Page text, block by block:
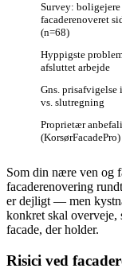
Survey:
facaderenoveret
(n=68)
Hyppigste
afsluttet arbejde
Gns.
vs. slutregning
Proprietær
(KorsørFacadePro)
Som din nære ven og
facaderenovering
er dejligt — men
konkret skal overveje,
facade, der holder.
Risici ved